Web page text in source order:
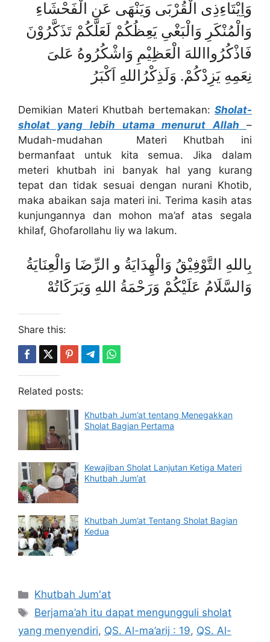
وَاِيْتَاءِذِى الْقُرْبَى وَيَنْهَى عَنِ الْفَحْشَاءِ
وَالْمُنْكَرِ وَالْبَغْىِ يَعِظُكُمْ لَعَلَّكُمْ تَذَكَّرُوْنَ
فَاذْكُرُوااللهَ الْعَظِيْمِ وَاشْكُرُوهُ عَلىَ
نِعَمِهِ يَزِدْكُمْ. وَلَذِكْرُاللهِ اَكْبَرُ
Demikian Materi Khutbah bertemakan: Sholat-
sholat yang lebih utama menurut Allah
–
Mudah-mudahan Materi Khutbah ini
bermanfaat untuk kita semua. Jika dalam
meteri khutbah ini banyak hal yang kurang
tepat dan tidak sesuai dengan nurani Khotib,
maka abaikan saja materi ini. Terima kasih atas
kunjungannya dan mohon ma’af atas segala
khilaf, Ghofarollahu liy wa lakum.
بِاللهِ التَّوْفِيْقُ وَالْهِدَايَةُ و الرِّضَا وَالْعِنَايَةُ
وَالسَّلَامُ عَلَيْكُمْ وَرَحْمَةُ اللهِ وَبَرَكَاتُهْ
Share this:
Related posts:
Khutbah Jum’at tentang Menegakkan
Sholat Bagian Pertama
Kewajiban Sholat Lanjutan Ketiga Materi
Khutbah Jum’at
Khutbah Jum’at Tentang Sholat Bagian
Kedua
Categories
Khutbah Jum'at
Tags
Berjama’ah itu dapat mengungguli sholat
yang menyendiri, QS. Al-ma’arij : 19, QS. Al-